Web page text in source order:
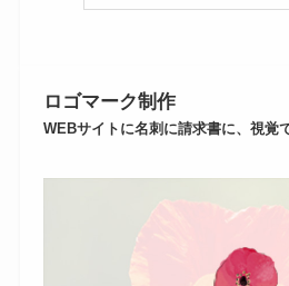
ロゴマーク制作
WEBサイトに名刺に請求書に、視覚